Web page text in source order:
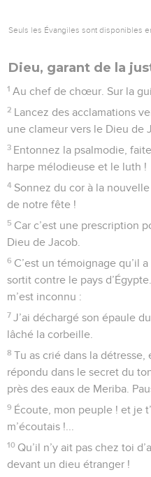
Seuls les Évangiles sont disponibles
Dieu, garant de la
1 Au chef de chœur. Sur la
2 Lancez des acclamations
une clameur vers le Dieu de
3 Entonnez la psalmodie,
harpe mélodieuse et le luth !
4 Sonnez du cor à la
de notre fête !
5 Car c’est une prescription
Dieu de Jacob.
6 C’est un témoignage qu’il
sortit contre le pays
m’est inconnu :
7 J’ai déchargé son épaule
lâché la corbeille.
8 Tu as crié dans la détresse,
répondu dans le secret du
près des eaux de Meriba.
9 Écoute, mon peuple ! et je
m’écoutais !...
10 Qu’il n’y ait pas chez toi
devant un dieu étranger !